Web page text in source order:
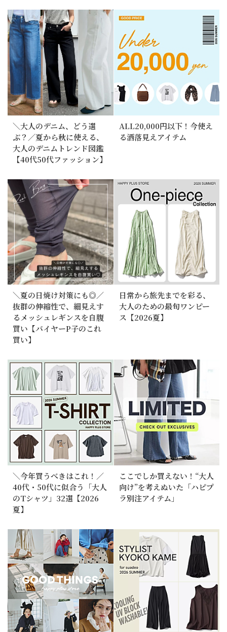
＼大人のデニム、どう選
ぶ？／夏から秋に使える、
大人のデニムトレンド図鑑
【40代50代ファッション】
ALL20,000円以下！今使え
る洒落見えアイテム
＼夏の日焼け対策にも◎／
抜群の伸縮性で、細見えす
るメッシュレギンスを自腹
買い【バイヤーP子のこれ
買い】
日常から旅先までを彩る、
大人のための最旬ワンピー
ス【2026夏】
＼今年買うべきはこれ！／
40代・50代に似合う「大人
のTシャツ」32選【2026
夏】
ここでしか買えない！“大人
向け”を考えぬいた「ハピプ
ラ別注アイテム」